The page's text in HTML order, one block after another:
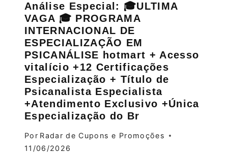
Análise Especial: 🎓ULTIMA
VAGA 🎓 PROGRAMA
INTERNACIONAL DE
ESPECIALIZAÇÃO EM
PSICANÁLISE hotmart + Acesso
vitalício +12 Certificações
Especialização + Título de
Psicanalista Especialista
+Atendimento Exclusivo +Única
Especialização do Br
Por Radar de Cupons e Promoções
11/06/2026